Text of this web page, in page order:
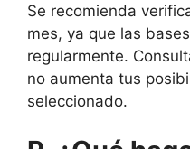
Se recomienda
mes, ya que las
regularmente.
no aumenta tus
seleccionado.